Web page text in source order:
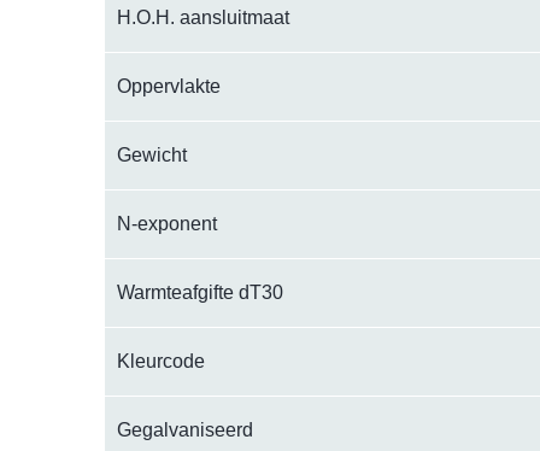
H.O.H. aansluitmaat
Oppervlakte
Gewicht
N-exponent
Warmteafgifte dT30
Kleurcode
Gegalvaniseerd